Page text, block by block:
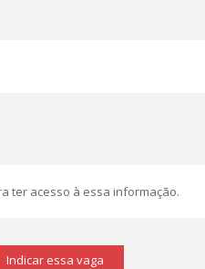
ter acesso à essa informação.
Indicar essa vaga